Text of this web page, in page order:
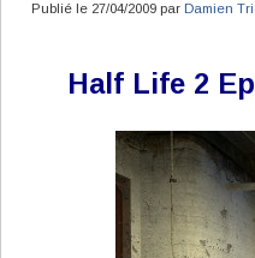
Publié le 27/04/2009 par Damien
Half Life 2